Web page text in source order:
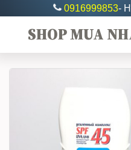
0916999853-
SHOP MUA